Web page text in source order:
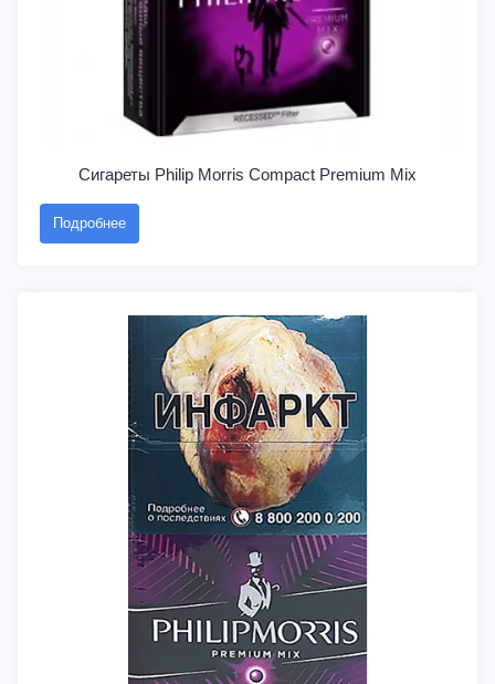
Сигареты Philip Morris Compact Premium Mix
Подробнее